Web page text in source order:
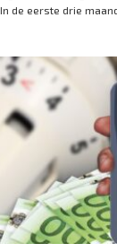
de eerste drie